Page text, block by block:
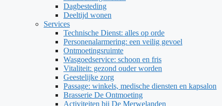
Dagbesteding
Deeltijd wonen
Services
Technische Dienst: alles op orde
Personenalarmering: een veilig gevoel
Ontmoetingsruimte
Wasgoedservice: schoon en fris
Vitaliteit: gezond ouder worden
Geestelijke zorg
Passage: winkels, medische diensten en kapsalon
Brasserie De Ontmoeting
Activiteiten bij De Merwelanden